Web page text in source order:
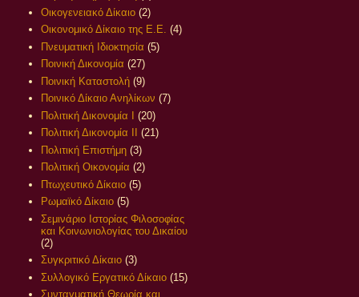
Οικογενειακό Δίκαιο (2)
Οικονομικό Δίκαιο της Ε.Ε. (4)
Πνευματική Ιδιοκτησία (5)
Ποινική Δικονομία (27)
Ποινική Καταστολή (9)
Ποινικό Δίκαιο Ανηλίκων (7)
Πολιτική Δικονομία Ι
(20)
Πολιτική Δικονομία ΙΙ
(21)
Πολιτική Επιστήμη (3)
Πολιτική Οικονομία (2)
Πτωχευτικό Δίκαιο (5)
Ρωμαϊκό Δίκαιο (5)
Σεμινάριο Ιστορίας Φιλοσοφίας
και Κοινωνιολογίας του Δικαίου
(2)
Συγκριτικό Δίκαιο (3)
Συλλογικό Εργατικό Δίκαιο (15)
Συνταγματική Θεωρία και